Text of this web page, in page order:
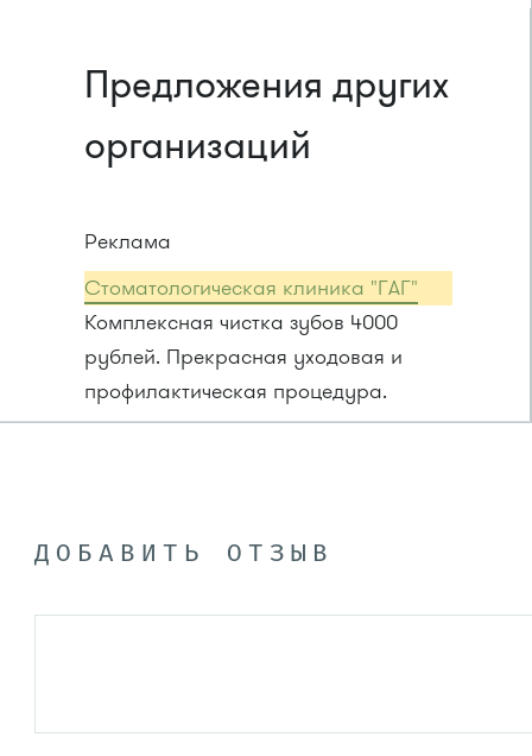
Предложения других
организаций
Реклама
Стоматологическая клиника "ГАГ"
Комплексная чистка зубов 4000
рублей. Прекрасная уходовая и
профилактическая процедура.
ДОБАВИТЬ ОТЗЫВ